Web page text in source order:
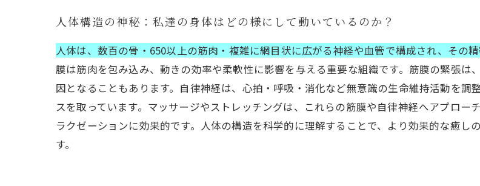
人体の秘密を紐解き、心と身体の深い癒しへと導
人体構造の神秘：私達の身体はどの様にして動いているのか？
人体は、数百の骨・650以上の筋肉・複雑に網目状に広がる神経や血管で構成され、その
膜は筋肉を包み込み、動きの効率や柔軟性に影響を与える重要な組織です。筋膜の緊張
因となることもあります。自律神経は、心拍・呼吸・消化など無意識の生命維持活動を
スを取っています。マッサージやストレッチングは、これらの筋膜や自律神経へアプロー
ラクゼーションに効果的です。人体の構造を科学的に理解することで、より効果的な癒し
す。